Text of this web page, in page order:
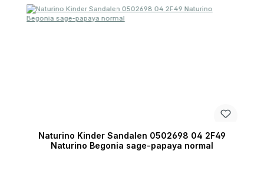
Naturino Kinder Sandalen 0502698 04 2F49
Naturino Begonia sage-papaya normal